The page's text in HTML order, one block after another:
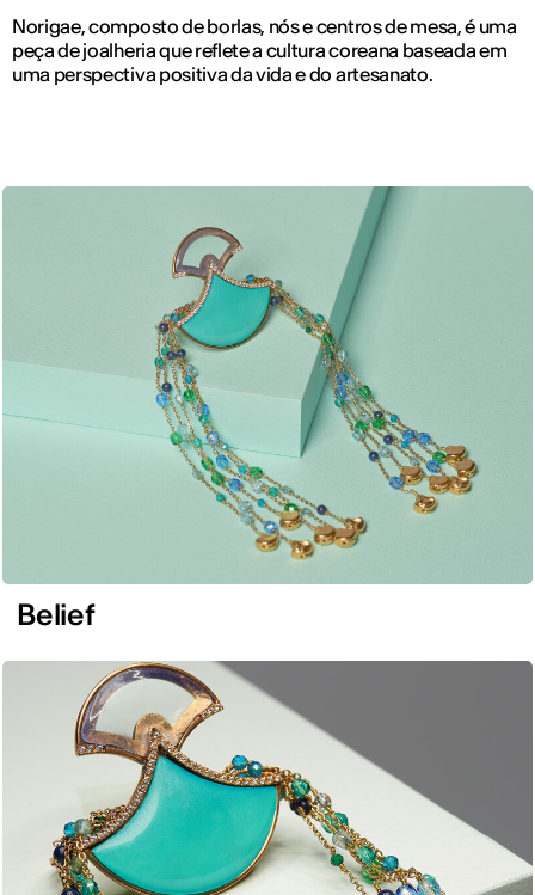
Norigae, composto de borlas, nós e centros de mesa, é uma
peça de joalheria que reflete a cultura coreana baseada em
uma perspectiva positiva da vida e do artesanato.
Belief